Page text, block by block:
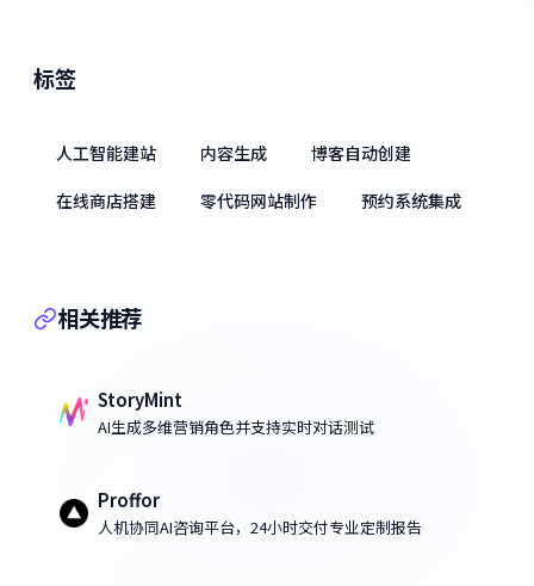
标签
人工智能建站 内容生成
博客自动创建
在线商店搭建
零代码网站制作 预约系统集成
相关推荐
StoryMint
AI生成多维营销角色并支持实时对话测试
Proffor
人机协同AI咨询平台，24小时交付专业定制报告